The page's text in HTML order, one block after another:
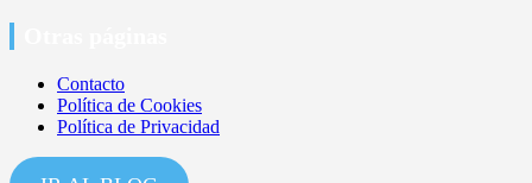
Contacto
Política de Cookies
Política de Privacidad